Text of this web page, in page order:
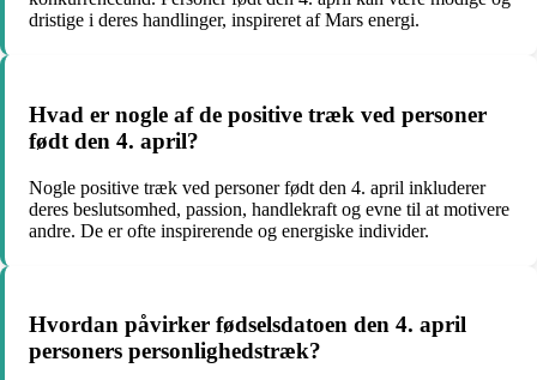
dristige i deres handlinger, inspireret af Mars energi.
Hvad er nogle af de positive træk ved personer
født den 4. april?
Nogle positive træk ved personer født den 4. april inkluderer
deres beslutsomhed, passion, handlekraft og evne til at motivere
andre. De er ofte inspirerende og energiske individer.
Hvordan påvirker fødselsdatoen den 4. april
personers personlighedstræk?